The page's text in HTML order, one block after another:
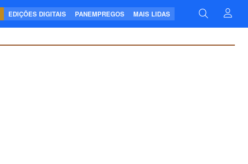
EDIÇÕES DIGITAIS PANEMPREGOS MAIS LIDAS